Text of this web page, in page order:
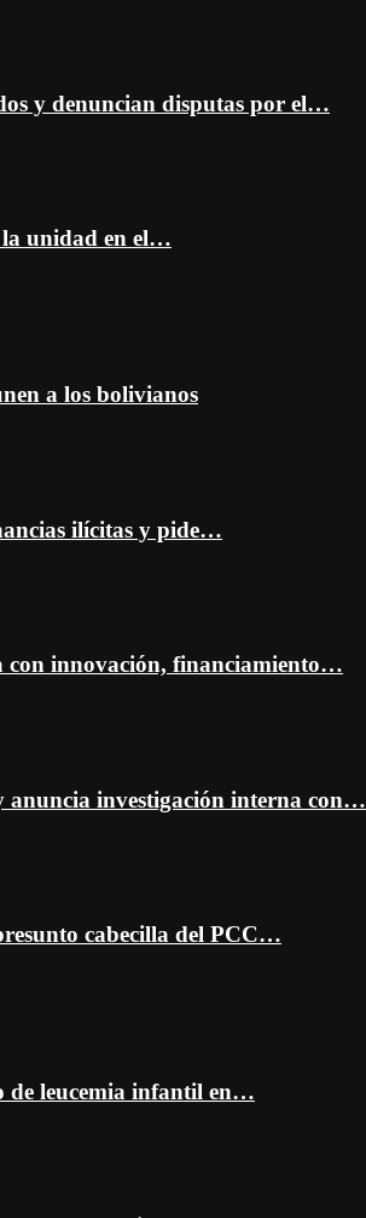
y denuncian disputas por el…
la unidad en el…
a los bolivianos
ilícitas y pide…
con innovación, financiamiento…
anuncia investigación interna con…
cabecilla del PCC…
de leucemia infantil en…